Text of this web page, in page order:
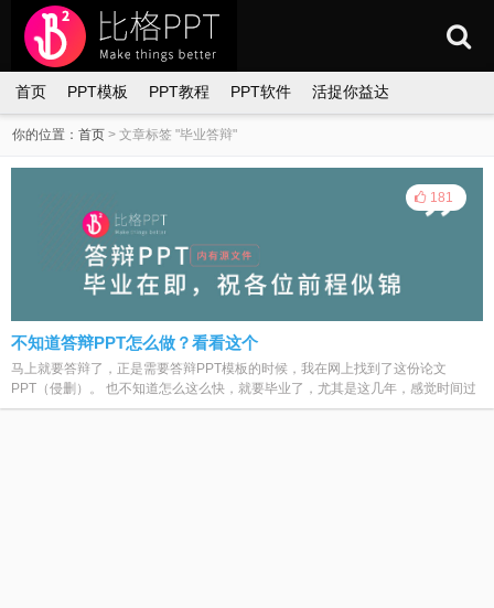
首页 PPT模板 PPT教程 PPT软件 活捉你益达
你的位置：首页 > 文章标签 "毕业答辩"
181
不知道答辩PPT怎么做？看看这个
马上就要答辩了，正是需要答辩PPT模板的时候，我在网上找到了这份论文
PPT（侵删）。 也不知道怎么这么快，就要毕业了，尤其是这几年，感觉时间过
得...